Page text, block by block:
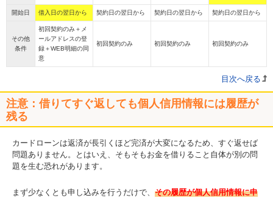
開始日 借入日の翌日から 契約日の翌日から 契約日の翌日から 契約日の翌日から
その他
条件
初回契約のみ＋メ
ールアドレスの登
録＋WEB明細の同
意
初回契約のみ 初回契約のみ 初回契約のみ
目次へ戻る
注意：借りてすぐ返しても個人信用情報には履歴が
残る
カードローンは返済が長引くほど完済が大変になるため、すぐ返せば
問題ありません。とはいえ、そもそもお金を借りること自体が別の問
題を生む恐れがあります。
まず少なくとも申し込みを行うだけで、 その履歴が個人信用情報に申